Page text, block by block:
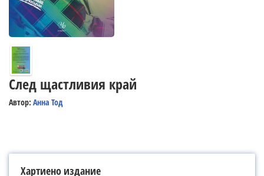
След щастливия край
Автор: Анна Тод
Хартиено издание